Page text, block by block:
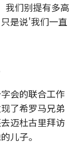
我们别提有多高
是说'我们一直
会的联合工作
了希罗马兄弟
迈杜古里拜访
儿子。